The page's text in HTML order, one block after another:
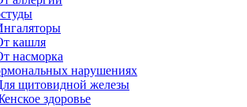
кашля
насморка
нарушениях
щитовидной железы
здоровье